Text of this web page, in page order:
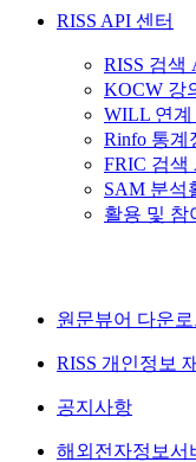
RISS API 센터
RISS 검색
KOCW 강
WILL 연계
Rinfo 통계
FRIC 검색
SAM 분석
활용 및 참
원문뷰어 다운로
RISS 개인정보
공지사항
해외전자정보서